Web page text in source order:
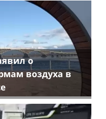
о
воздуха в